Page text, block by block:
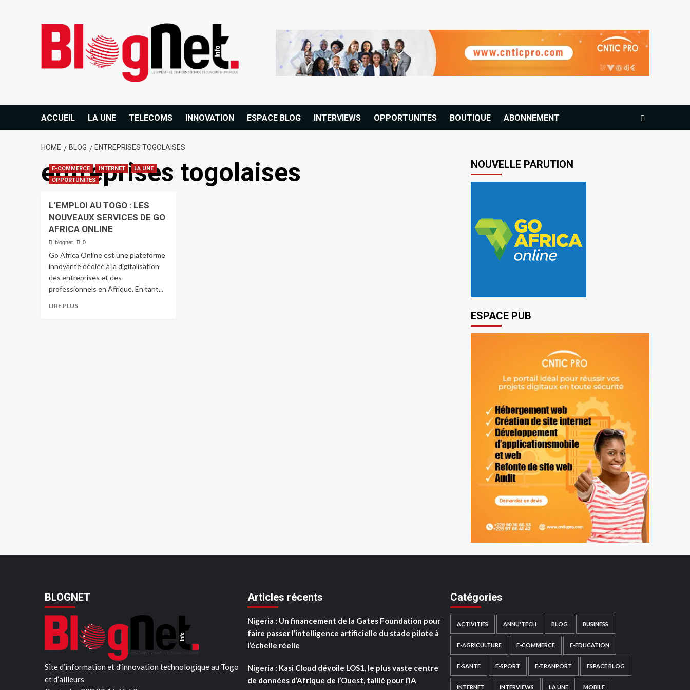
ACCUEIL LA UNE TELECOMS INNOVATION ESPACE BLOG INTERVIEWS OPPORTUNITES BOUTIQUE ABONNEMENT
HOME BLOG ENTREPRISES TOGOLAISES
entreprises togolaises
E-COMMERCE INTERNET
LA UNE
OPPORTUNITES
L’EMPLOI AU TOGO : LES
NOUVEAUX SERVICES DE GO
AFRICA ONLINE
blognet 0
Go Africa Online est une plateforme
innovante dédiée à la digitalisation
des entreprises et des
professionnels en Afrique. En tant...
LIRE PLUS
NOUVELLE PARUTION
ESPACE PUB
BLOGNET
Site d’information et d’innovation technologique au Togo
et d’ailleurs
Articles récents
Nigeria : Un financement de la Gates Foundation pour
faire passer l’intelligence artificielle du stade pilote à
l’échelle réelle
Nigeria : Kasi Cloud dévoile LOS1, le plus vaste centre
de données d’Afrique de l’Ouest, taillé pour l’IA
Catégories
ACTIVITIES ANNU'TECH BLOG BUSINESS
E-AGRICULTURE E-COMMERCE E-EDUCATION
E-SANTE E-SPORT E-TRANPORT ESPACE BLOG
INTERNET INTERVIEWS LA UNE MOBILE